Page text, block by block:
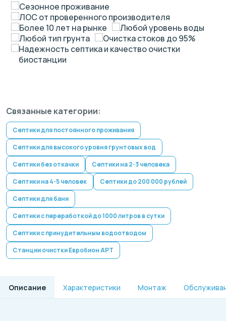
Сезонное проживание
ЛОС от проверенного производителя
Более 10 лет на рынке
Любой уровень воды
Любой тип грунта
Очистка стоков до 95%
Надежность септика и качество очистки
биостанции
Связанные категории:
Септики для постоянного проживания
Септики для высокого уровня грунтовых вод
Септики без откачки
Септики на 2-3 человека
Септики на 4-5 человек
Септики до 200 000 рублей
Септики для бани
Септики с переработкой до 1000 литров в сутки
Септики с принудительным водоотводом
Станции очистки Евробион АРТ
Описание Характеристики Монтаж